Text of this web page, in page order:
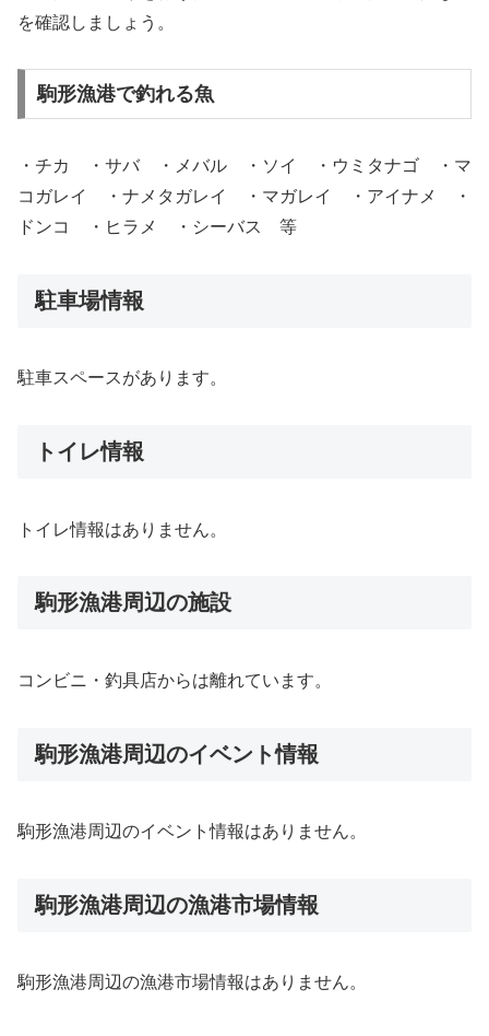
を確認しましょう。
駒形漁港で釣れる魚
・チカ ・サバ ・メバル ・ソイ ・ウミタナゴ ・マ
コガレイ ・ナメタガレイ ・マガレイ ・アイナメ ・
ドンコ ・ヒラメ ・シーバス 等
駐車場情報
駐車スペースがあります。
トイレ情報
トイレ情報はありません。
駒形漁港周辺の施設
コンビニ・釣具店からは離れています。
駒形漁港周辺のイベント情報
駒形漁港周辺のイベント情報はありません。
駒形漁港周辺の漁港市場情報
駒形漁港周辺の漁港市場情報はありません。